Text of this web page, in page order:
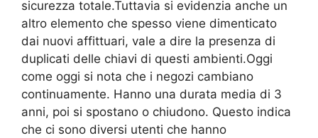
sicurezza totale.Tuttavia si evidenzia anche un
altro elemento che spesso viene dimenticato
dai nuovi affittuari, vale a dire la presenza di
duplicati delle chiavi di questi ambienti.Oggi
come oggi si nota che i negozi cambiano
continuamente. Hanno una durata media di 3
anni, poi si spostano o chiudono. Questo indica
che ci sono diversi utenti che hanno